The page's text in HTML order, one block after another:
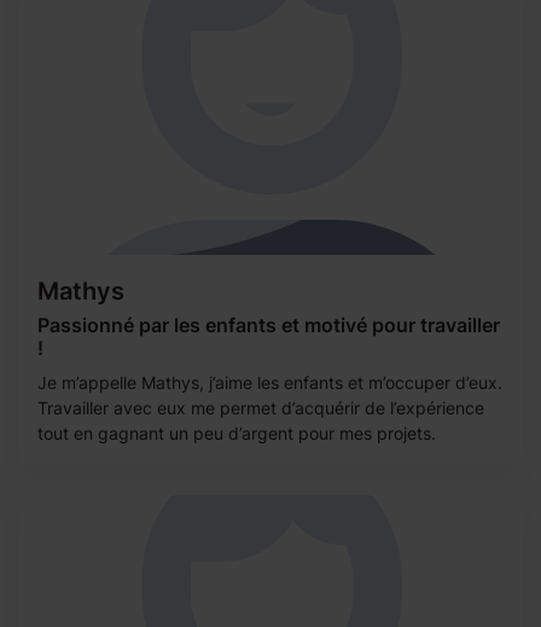
Mathys
Passionné par les enfants et motivé pour travailler
!
Je m’appelle Mathys, j’aime les enfants et m’occuper d’eux.
Travailler avec eux me permet d’acquérir de l’expérience
tout en gagnant un peu d’argent pour mes projets.